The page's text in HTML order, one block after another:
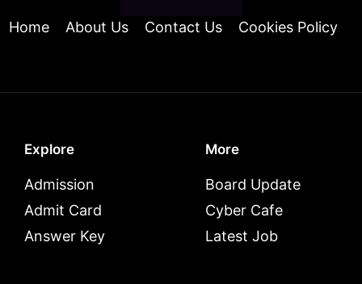
Home About Us Contact Us Cookies Policy
Explore
Admission
Admit Card
Answer Key
More
Board Update
Cyber Cafe
Latest Job